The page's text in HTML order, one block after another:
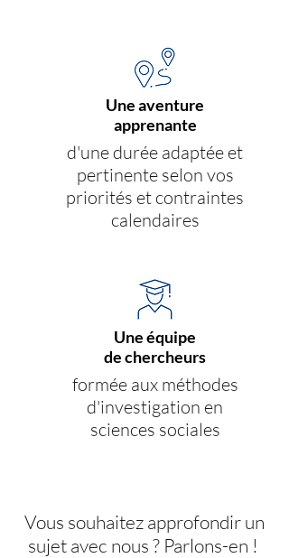
Une aventure
apprenante
d'une durée adaptée et
pertinente selon vos
priorités et contraintes
calendaires
Une équipe
de chercheurs
formée aux méthodes
d'investigation en
sciences sociales
Vous souhaitez approfondir un
sujet avec nous ? Parlons-en !